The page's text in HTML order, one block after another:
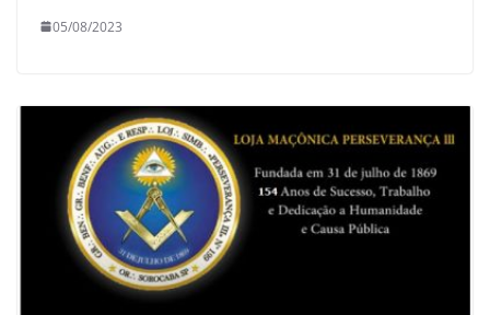
05/08/2023